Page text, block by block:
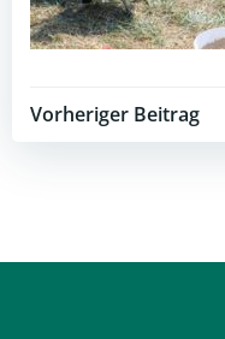
Post
Vorheriger Beitrag